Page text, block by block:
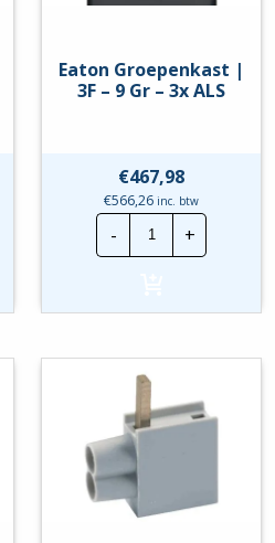
Eaton Groepenkast |
3F – 9 Gr – 3x ALS
€467,98
€566,26 inc. btw
-
Eaton
Groepenkast
|
9
3x
ALS
hoeveelheid
+